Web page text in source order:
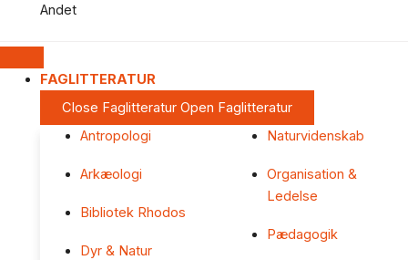
Andet
FAGLITTERATUR
Close Faglitteratur Open Faglitteratur
Antropologi
Arkæologi
Bibliotek Rhodos
Dyr & Natur
Naturvidenskab
Organisation &
Ledelse
Pædagogik